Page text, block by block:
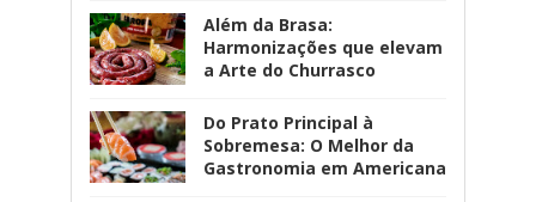
Além da Brasa:
Harmonizações que elevam
a Arte do Churrasco
Do Prato Principal à
Sobremesa: O Melhor da
Gastronomia em Americana